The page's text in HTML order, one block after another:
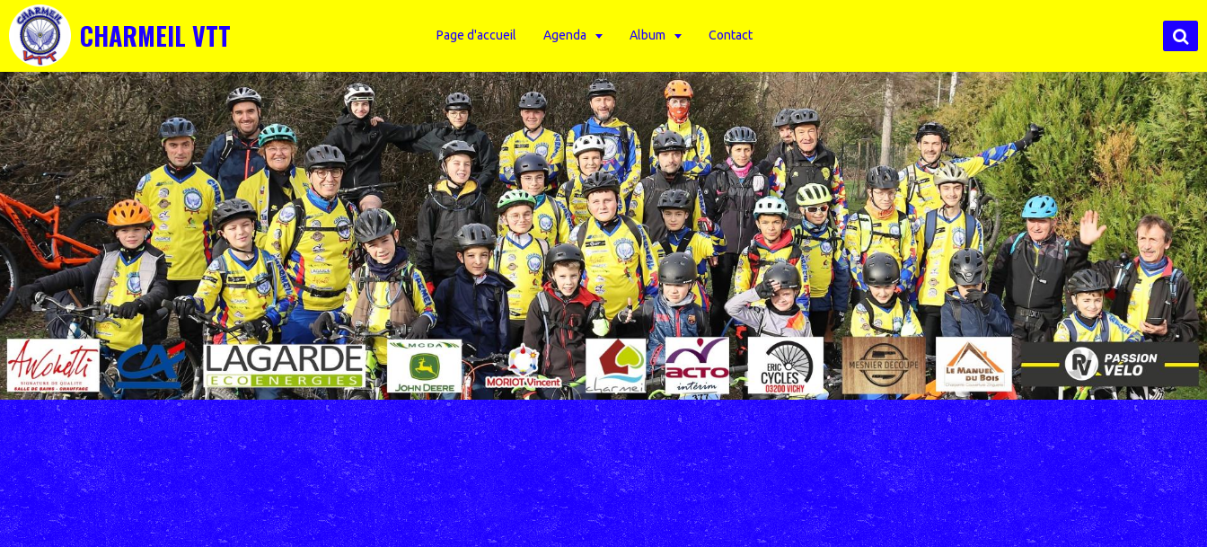
CHARMEIL VTT Page d'accueil Agenda Album Contact